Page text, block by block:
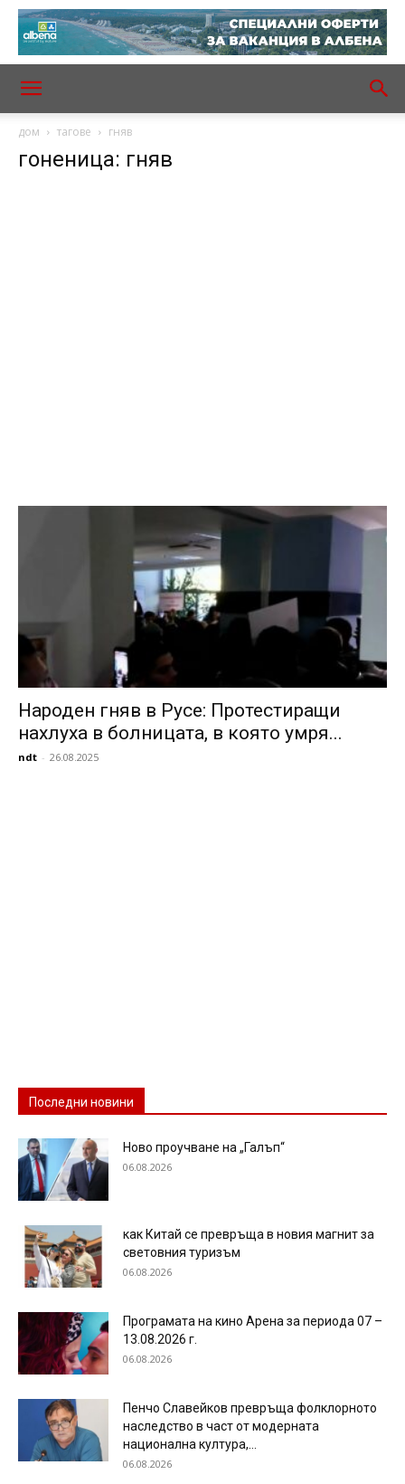
дом тагове гняв
гоненица: гняв
Народен гняв в Русе: Протестиращи
нахлуха в болницата, в която умря...
ndt - 26.08.2025
Последни новини
Ново проучване на „Галъп“
06.08.2026
как Китай се превръща в новия магнит за
световния туризъм
06.08.2026
Програмата на кино Арена за периода 07 –
13.08.2026 г.
06.08.2026
Пенчо Славейков превръща фолклорното
наследство в част от модерната
национална култура,...
06.08.2026